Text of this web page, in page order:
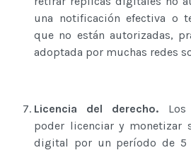
una notificación efectiva o
que no están autorizadas,
adoptada por muchas redes
Licencia del derecho. Los
poder licenciar y monetizar
digital por un período de 5